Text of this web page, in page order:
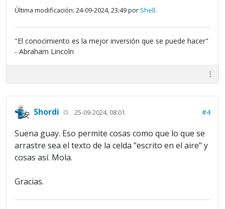
Última modificación: 24-09-2024, 23:49 por Shell.
"El conocimiento es la mejor inversión que se puede hacer"
- Abraham Lincoln
Shordi 25-09-2024, 08:01 #4
Suena guay. Eso permite cosas como que lo que se
arrastre sea el texto de la celda "escrito en el aire" y
cosas así. Mola.
Gracias.